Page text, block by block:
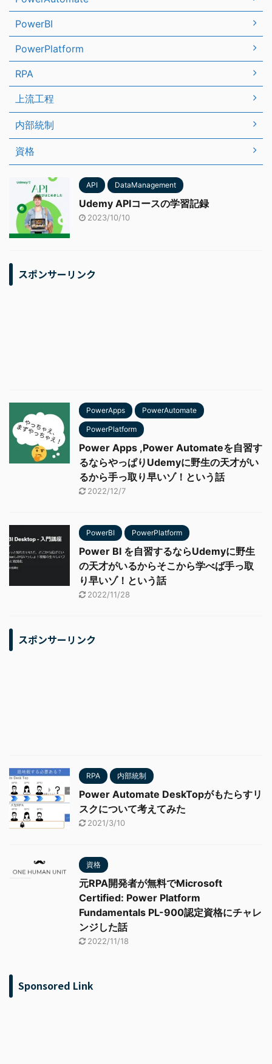
PowerBI
PowerPlatform
RPA
上流工程
内部統制
資格
API DataManagement
Udemy APIコースの学習記録
2023/10/10
スポンサーリンク
PowerApps PowerAutomate
PowerPlatform
Power Apps ,Power Automateを自習す
るならやっぱりUdemyに野生の天才がい
るから手っ取り早いゾ！という話
2022/12/7
PowerBI PowerPlatform
Power BI を自習するならUdemyに野生
の天才がいるからそこから学べば手っ取
り早いゾ！という話
2022/11/28
スポンサーリンク
RPA 内部統制
Power Automate DeskTopがもたらすリ
スクについて考えてみた
2021/3/10
資格
元RPA開発者が無料でMicrosoft
Certified: Power Platform
Fundamentals PL-900認定資格にチャレ
ンジした話
2022/11/18
Sponsored Link